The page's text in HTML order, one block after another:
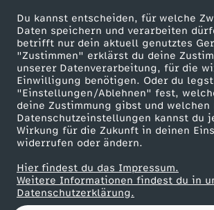
Du kannst entscheiden, für welche
Daten speichern und verarbeiten
betrifft nur dein aktuell genutztes
"Zustimmen" erklärst du deine
unserer Datenverarbeitung, für die
Einwilligung benötigen. Oder du
"Einstellungen/Ablehnen" fest,
deine Zustimmung gibst und welchen
Datenschutzeinstellungen kannst du
Wirkung für die Zukunft in deinen
widerrufen oder ändern.
Hier findest du das Impressum.
Weitere Informationen findest du in
Datenschutzerklärung.
ZDF goes Schule
Werbefernsehen
Mainzelmännchen
Partner